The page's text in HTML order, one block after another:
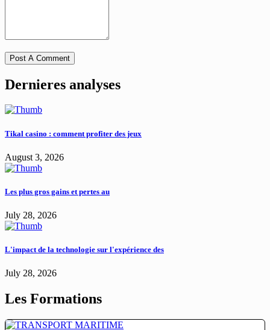
Dernieres analyses
Tikal casino : comment profiter des jeux
August 3, 2026
Les plus gros gains et pertes au
July 28, 2026
L'impact de la technologie sur l'expérience des
July 28, 2026
Les Formations